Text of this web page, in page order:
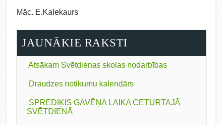
Māc. E.Kalekaurs
JAUNĀKIE RAKSTI
Atsākam Svētdienas skolas nodarbības
Draudzes notikumu kalendārs
SPREDIĶIS GAVĒŅA LAIKA CETURTAJĀ
SVĒTDIENĀ